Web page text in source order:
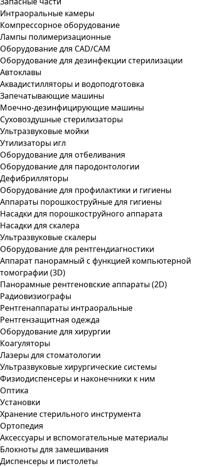
Интраоральные камеры
Компрессорное оборудование
Лампы полимеризационные
Оборудование для CAD/CAM
Оборудование для дезинфекции стерилизации
Автоклавы
Аквадистилляторы и водоподготовка
Запечатывающие машины
Моечно-дезинфицирующие машины
Суховоздушные стерилизаторы
Ультразвуковые мойки
Утилизаторы игл
Оборудование для отбеливания
Оборудование для пародонтологии
Дефибрилляторы
Оборудование для профилактики и гигиены
Аппараты порошкоструйные для гигиены
Насадки для порошкоструйного аппарата
Насадки для скалера
Ультразвуковые скалеры
Оборудование для рентгендиагностики
Аппарат панорамный с функцией компьютерной
томографии (3D)
Панорамные рентгеновские аппараты (2D)
Радиовизиографы
Рентгенаппараты интраоральные
Рентгензащитная одежда
Оборудование для хирургии
Коагуляторы
Лазеры для стоматологии
Ультразвуковые хирургические системы
Физиодиспенсеры и наконечники к ним
Оптика
Установки
Хранение стерильного инструмента
Ортопедия
Аксессуары и вспомогательные материалы
Блокноты для замешивания
Диспенсеры и пистолеты